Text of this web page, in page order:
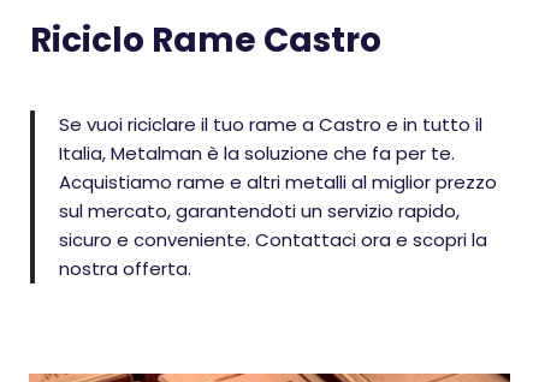
Riciclo Rame Castro
Se vuoi riciclare il tuo rame a Castro e in tutto il
Italia, Metalman è la soluzione che fa per te.
Acquistiamo rame e altri metalli al miglior prezzo
sul mercato, garantendoti un servizio rapido,
sicuro e conveniente. Contattaci ora e scopri la
nostra offerta.